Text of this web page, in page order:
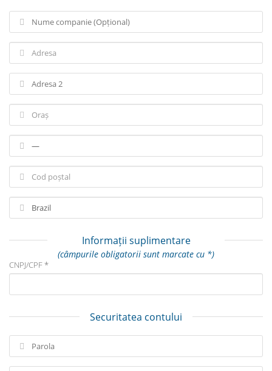
Informații suplimentare
(câmpurile obligatorii sunt marcate cu *)
CNPJ/CPF *
Securitatea contului